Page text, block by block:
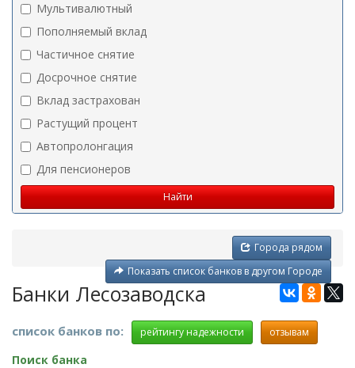
Мультивалютный
Пополняемый вклад
Частичное снятие
Досрочное снятие
Вклад застрахован
Растущий процент
Автопролонгация
Для пенсионеров
Города рядом
Показать список банков в другом Городе
Банки Лесозаводска
список банков по: рейтингу надежности отзывам
Поиск банка